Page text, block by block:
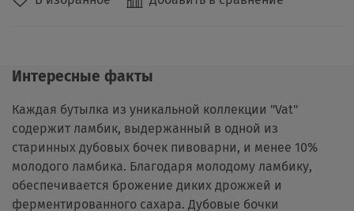
Интересные факты
Каждая бутылка из уникальной коллекции "Vat"
содержит ламбик, выдержанный в одной из
старинных дубовых бочек пивоварни, и менее 10%
молодого ламбика. Благодаря молодому ламбику,
обеспечивается брожение диких дрожжей и
ферментированного сахара. Дубовые бочки